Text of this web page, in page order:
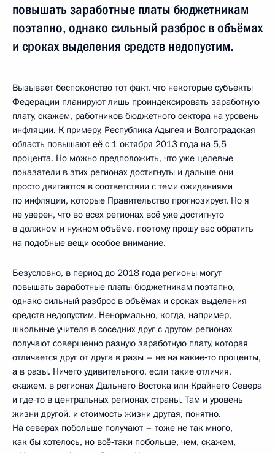
повышать заработные платы бюджетникам
поэтапно, однако сильный разброс в объёмах
и сроках выделения средств недопустим.
Вызывает беспокойство тот факт, что некоторые субъекты
Федерации планируют лишь проиндексировать заработную
плату, скажем, работников бюджетного сектора на уровень
инфляции. К примеру, Республика Адыгея и Волгоградская
область повышают её с 1 октября 2013 года на 5,5
процента. Но можно предположить, что уже целевые
показатели в этих регионах достигнуты и дальше они
просто двигаются в соответствии с теми ожиданиями
по инфляции, которые Правительство прогнозирует. Но я
не уверен, что во всех регионах всё уже достигнуто
в должном и нужном объёме, поэтому прошу вас обратить
на подобные вещи особое внимание.
Безусловно, в период до 2018 года регионы могут
повышать заработные платы бюджетникам поэтапно,
однако сильный разброс в объёмах и сроках выделения
средств недопустим. Ненормально, когда, например,
школьные учителя в соседних друг с другом регионах
получают совершенно разную заработную плату, которая
отличается друг от друга в разы – не на какие‑то проценты,
а в разы. Ничего удивительного, если такие отличия,
скажем, в регионах Дальнего Востока или Крайнего Севера
и где‑то в центральных регионах страны. Там и уровень
жизни другой, и стоимость жизни другая, понятно.
На северах побольше получают – тоже не так много,
как бы хотелось, но всё‑таки побольше, чем, скажем,